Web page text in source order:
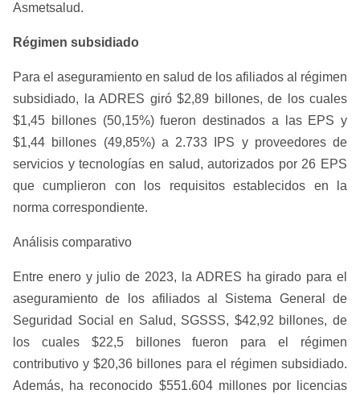
Asmetsalud.
Régimen subsidiado
Para el aseguramiento en salud de los afiliados al régimen
subsidiado, la ADRES giró $2,89 billones, de los cuales
$1,45 billones (50,15%) fueron destinados a las EPS y
$1,44 billones (49,85%) a 2.733 IPS y proveedores de
servicios y tecnologías en salud, autorizados por 26 EPS
que cumplieron con los requisitos establecidos en la
norma correspondiente.
Análisis comparativo
Entre enero y julio de 2023, la ADRES ha girado para el
aseguramiento de los afiliados al Sistema General de
Seguridad Social en Salud, SGSSS, $42,92 billones, de
los cuales $22,5 billones fueron para el régimen
contributivo y $20,36 billones para el régimen subsidiado.
Además, ha reconocido $551.604 millones por licencias